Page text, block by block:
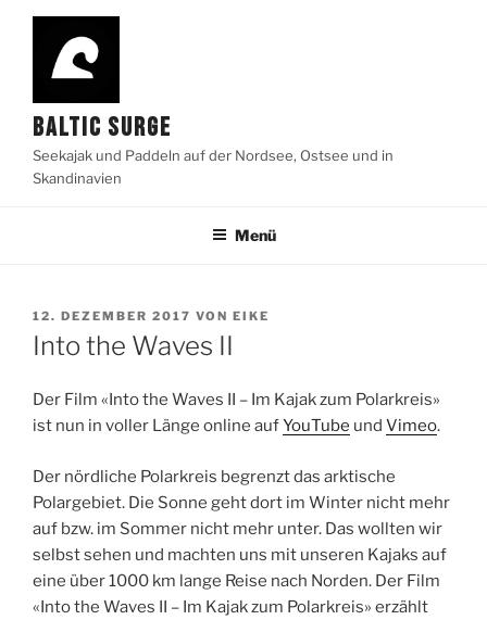
Zum
springen
BALTIC SURGE
Seekajak und Paddeln auf der Nordsee, Ostsee und in
Skandinavien
Menü
VERÖFFENTLICHT
AM
12. DEZEMBER 2017 VON EIKE
Into the Waves II
Der Film «Into the Waves II – Im Kajak zum Polarkreis»
ist nun in voller Länge online aufYouTube und Vimeo.
Der nördliche Polarkreis begrenzt das arktische
Polargebiet. Die Sonne geht dort im Winter nicht mehr
auf bzw. im Sommer nicht mehr unter. Das wollten wir
selbst sehen und machten uns mit unseren Kajaks auf
eine über 1000 km lange Reise nach Norden. Der Film
«Into the Waves II – Im Kajak zum Polarkreis» erzählt